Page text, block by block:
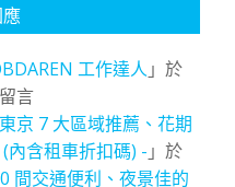
工作達人 」於
言
京 7 大區域推薦、花期
內含租車折扣碼) - 」於
間交通便利、夜景佳的